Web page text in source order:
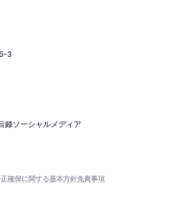
3
録ソーシャルメディア
確保に関する基本方針免責事項